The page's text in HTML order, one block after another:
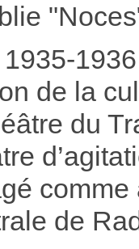
de la
du
comme
de